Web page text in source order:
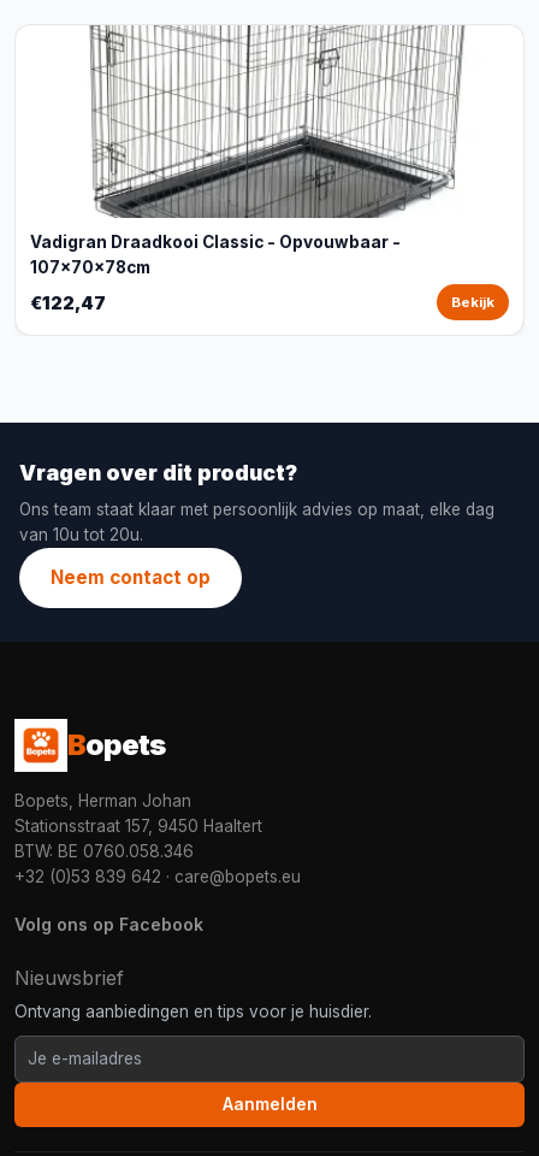
Vadigran Draadkooi Classic - Opvouwbaar -
107x70x78cm
€122,47 Bekijk
Vragen over dit product?
Ons team staat klaar met persoonlijk advies op maat, elke dag
van 10u tot 20u.
Neem contact op
Bopets
Bopets, Herman Johan
Stationsstraat 157, 9450 Haaltert
BTW: BE 0760.058.346
+32 (0)53 839 642 · care@bopets.eu
Volg ons op Facebook
Nieuwsbrief
Ontvang aanbiedingen en tips voor je huisdier.
Aanmelden